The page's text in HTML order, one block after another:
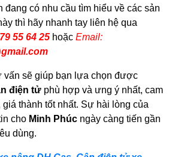
đang có nhu cầu tìm hiểu về các sản
thì hãy nhanh tay liên hệ qua
55 64 25 hoặc Email:
vấn sẽ giúp bạn lựa chọn được
điện tử phù hợp và ưng ý nhất, cam
thành tốt nhất. Sự hài lòng của
cho Minh Phúc ngày càng tiến gần
dùng.